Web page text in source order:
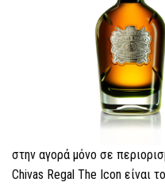
στην αγορά μόνο σε
Chivas Regal Τhe Icon είναι